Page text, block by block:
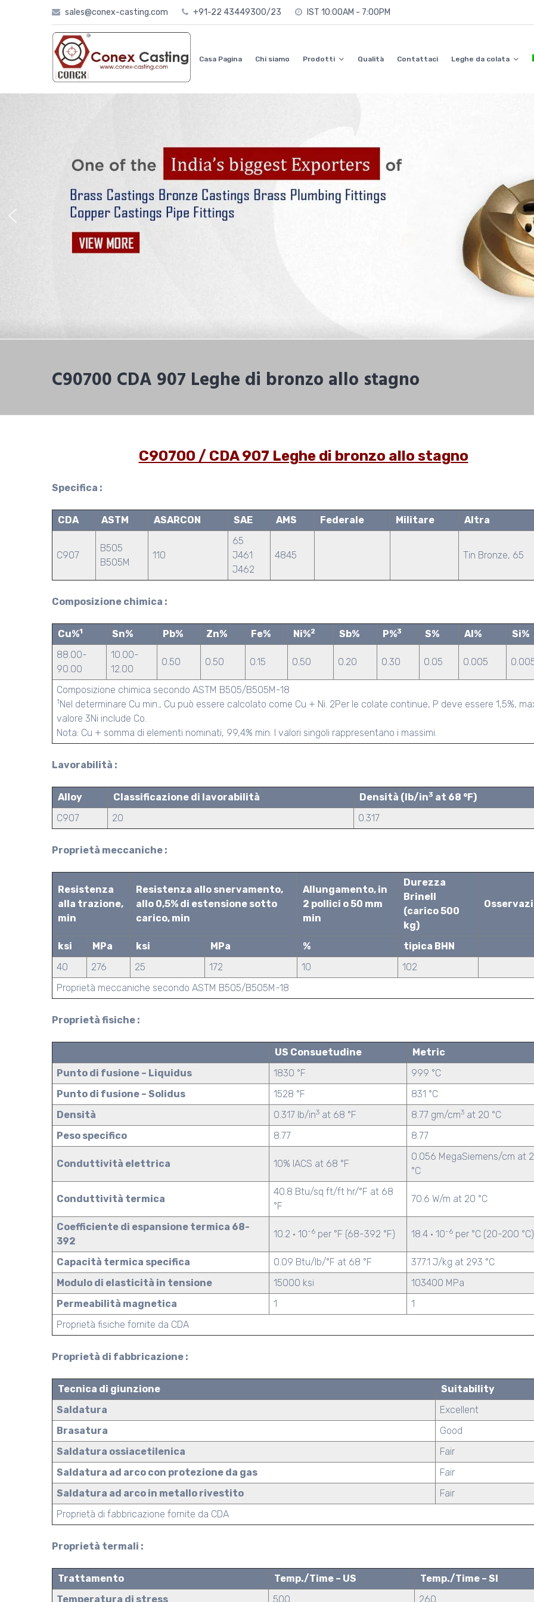
sales@conex-casting.com +91-22 43449300/23 IST 10:00AM - 7:00PM
Casa Pagina Chi siamo Prodotti Qualità Contattaci Leghe da colata
C90700 CDA 907 Leghe di bronzo allo stagno
C90700 / CDA 907 Leghe di bronzo allo stagno
Specifica :
CDA ASTM ASARCON SAE AMS Federale Militare Altra
C907
B505
B505M
110
65
J461
J462
4845 Tin Bronze, 65
Composizione chimica :
Cu%1 Sn% Pb% Zn% Fe% Ni%2 Sb% P%3 S% Al% Si%
Composizione chimica secondo ASTM B505/B505M-18
1Nel determinare Cu min., Cu può essere calcolato come Cu + Ni. 2Per le colate continue, P deve essere 1,5%,
valore 3Ni include Co.
Nota: Cu + somma di elementi nominati, 99,4% min. I valori singoli rappresentano i massimi.
88.00-
90.00
10.00-
12.00
0.50 0.50 0.15 0.50 0.20 0.30 0.05 0.005
Lavorabilità :
Alloy Classificazione di lavorabilità Densità (lb/in3 at 68 °F)
C907
20 0.317
Proprietà meccaniche :
Proprietà meccaniche secondo ASTM B505/B505M-18
Resistenza
alla trazione,
min
Resistenza allo snervamento,
allo 0,5% di estensione sotto
carico, min
Allungamento, in
2 pollici o 50 mm
min
Durezza
Brinell
(carico 500
kg)
ksi MPa ksi MPa %
tipica BHN
40
276 25 172 10 102
Proprietà fisiche :
Proprietà fisiche fornite da CDA
US Consuetudine
Metric
Punto di fusione – Liquidus
1830 °F
999 °C
Punto di fusione – Solidus
1528 °F
831 °C
Densità
0.317 lb/in3 at 68 °F 8.77 gm/cm3 at 20 °C
Peso specifico
8.77 8.77
Conduttività elettrica 10% IACS at 68 °F
0.056 MegaSiemens/cm at
°C
Conduttività termica
40.8 Btu/sq ft/ft hr/°F at 68
°F
70.6 W/m at 20 °C
Coefficiente di espansione termica 68-
392
10.2 · 10-6 per °F (68-392 °F) 18.4 · 10-6 per °C (20-200 °C)
Capacità termica specifica 0.09 Btu/lb/°F at 68 °F
377.1 J/kg at 293 °C
Modulo di elasticità in tensione
15000 ksi
103400 MPa
Permeabilità magnetica
1 1
Proprietà di fabbricazione :
Proprietà di fabbricazione fornite da CDA
Tecnica di giunzione
Suitability
Saldatura
Excellent
Brasatura
Good
Saldatura ossiacetilenica
Fair
Saldatura ad arco con protezione da gas
Fair
Saldatura ad arco in metallo rivestito
Fair
Proprietà termali :
Trattamento Temp./Time – US
Temp./Time – SI
Temperatura di stress
500 260